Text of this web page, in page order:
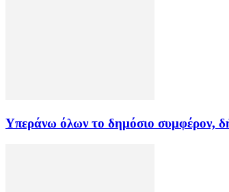
Υπεράνω όλων το δημόσιο συμφέρον,